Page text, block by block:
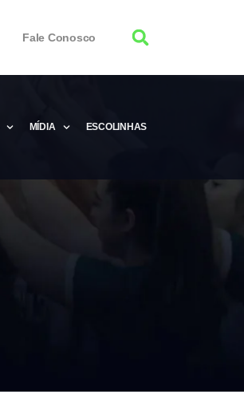
Fale Conosco
MÍDIA ESCOLINHAS